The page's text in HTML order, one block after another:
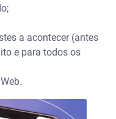
a acontecer (antes
e para todos os